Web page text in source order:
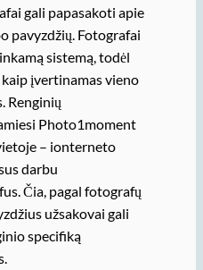
gali papasakoti apie
pavyzdžių. Fotografai
sistemą, todėl
įvertinamas vieno
Renginių
Photo1moment
– ionterneto
darbu
Čia, pagal fotografų
užsakovai gali
specifiką